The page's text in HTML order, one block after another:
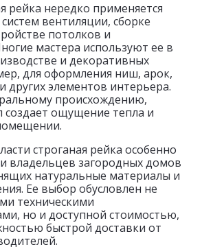
рейка нередко применяется
вентиляции, сборке
потолков и
мастера используют ее в
и декоративных
для оформления ниш, арок,
других элементов интерьера.
происхождению,
создает ощущение тепла и
строганая рейка особенно
владельцев загородных домов
натуральные материалы и
Ее выбор обусловлен не
техническими
но и доступной стоимостью,
быстрой доставки от